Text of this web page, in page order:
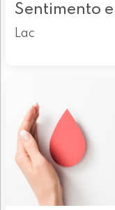
Sentimento
Lac